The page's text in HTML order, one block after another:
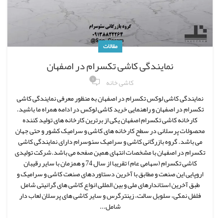
مقالات
نمایندگی کاشی تکسرام در اصفهان
کاشی خانه ۱
نمایندگی کاشی لوکس تکسرام در اصفهان به منظور معرفی نمایندگی کاشی
تکسرام در اصفهان و راهنمایی خرید کاشی لوکس در ادامه همراه ما باشید.
کارخانه کاشی تکسرام اصفهان یکی از برترین کارخانه های تولید کننده
محصولات پرسلانی در سطح کارخانه های کاشی و سرامیک کشور و حتی جهان
می باشد. گروه بازرگانی کاشی و سرامیک سئوسرام دارای نمایندگی کاشی
تکسرام در اصفهان با مشخصات انتهای همین صفحه می باشد.شرکت تولیدی
کاشی تکسرام (سهامی عام) تقریبا از سال 74 و همزمان با سایر رقیبان
اروپایی این صنعت و مطابق با آخرین دستاوردهای صنعت کاشی و سرامیک و
طبق آخرین استاندارهای ملی و بین المللی انواع کاشی های گرانیتی شامل
فلفل نمکی، سلوبل سالت، زینترگرس و سایر کاشی های پرسلان لعاب دار
شامل...